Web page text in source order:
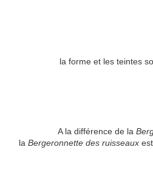
la forme et les teintes
A la différence de la
la Bergeronnette des ruisseauxest